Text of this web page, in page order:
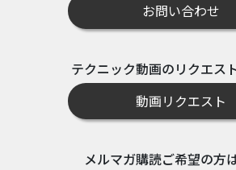
お問い合わせ
テクニック動画のリクエス
動画リクエスト
メルマガ購読ご希望の方